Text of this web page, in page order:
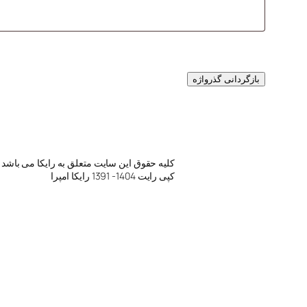
بازگردانی گذرواژه
کلیه حقوق این سایت متعلق به رایکا می باشد
کپی رایت 1404- 1391 رایکا امپرا